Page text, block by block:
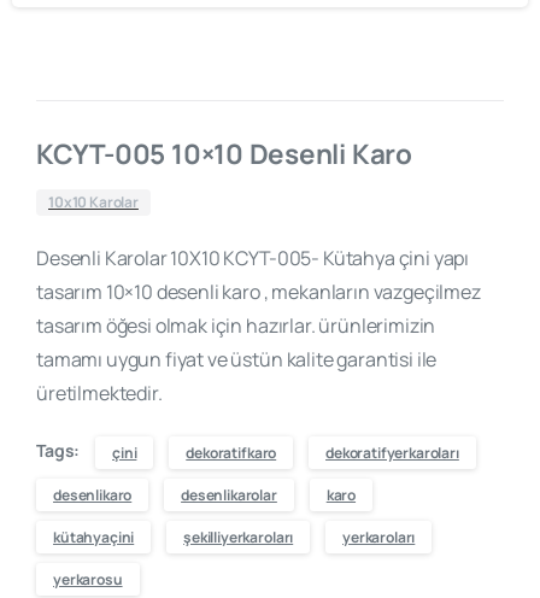
KCYT-005 10×10 Desenli Karo
10x10 Karolar
Desenli Karolar 10X10 KCYT-005- Kütahya çini yapı
tasarım 10×10 desenli karo , mekanların vazgeçilmez
tasarım öğesi olmak için hazırlar. ürünlerimizin
tamamı uygun fiyat ve üstün kalite garantisi ile
üretilmektedir.
Tags: çini dekoratifkaro dekoratifyerkaroları
desenlikaro desenlikarolar karo
kütahyaçini şekilliyerkaroları yerkaroları
yerkarosu